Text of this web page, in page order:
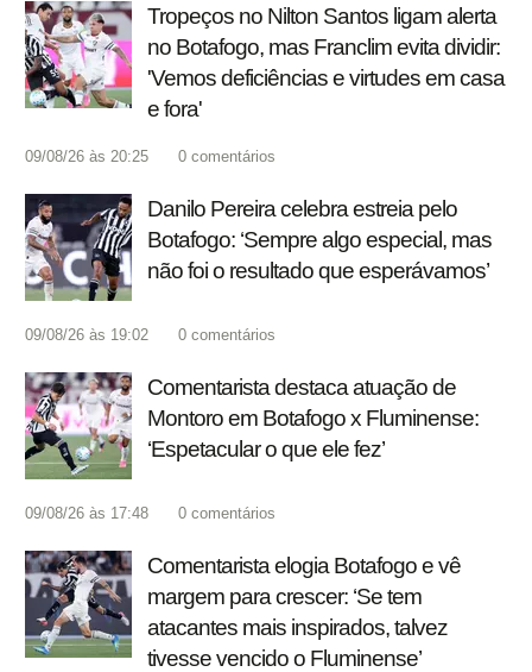
Tropeços no Nilton Santos ligam alerta
no Botafogo, mas Franclim evita dividir:
'Vemos deficiências e virtudes em casa
e fora'
09/08/26 às 20:25 0 comentários
Danilo Pereira celebra estreia pelo
Botafogo: ‘Sempre algo especial, mas
não foi o resultado que esperávamos’
09/08/26 às 19:02 0 comentários
Comentarista destaca atuação de
Montoro em Botafogo x Fluminense:
‘Espetacular o que ele fez’
09/08/26 às 17:48 0 comentários
Comentarista elogia Botafogo e vê
margem para crescer: ‘Se tem
atacantes mais inspirados, talvez
tivesse vencido o Fluminense’